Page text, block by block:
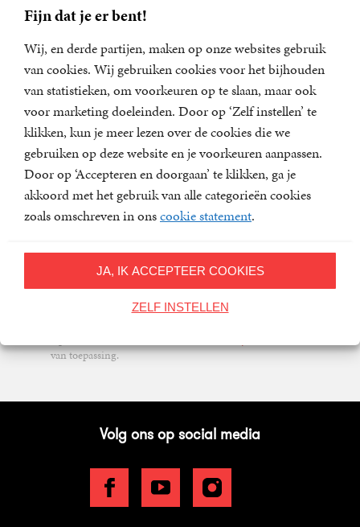
Fijn dat je er bent!
Wij, en derde partijen, maken op onze websites gebruik
van cookies. Wij gebruiken cookies voor het bijhouden
van statistieken, om voorkeuren op te slaan, maar ook
voor marketing doeleinden. Door op ‘Zelf instellen’ te
klikken, kun je meer lezen over de cookies die we
gebruiken op deze website en je voorkeuren aanpassen.
Door op ‘Accepteren en doorgaan’ te klikken, ga je
akkoord met het gebruik van alle categorieën cookies
zoals omschreven in onscookie statement.
JA, IK ACCEPTEER COOKIES
ZELF INSTELLEN
boekenofauteurs.
U kunt zoeken via de zoekmachine bovenaan de pagina.
U kunt een pagina kiezen uit het hoofdmenu.
Nieuwsbrief
Meld u aan voor een van onze nieuwsbrieven en blijf op
de hoogte van het laatste nieuws, nieuwe titels,
aanbiedingen en prijsvragen.
E-
mailadres
Inschrijven
van toepassing.
Volg ons op social media